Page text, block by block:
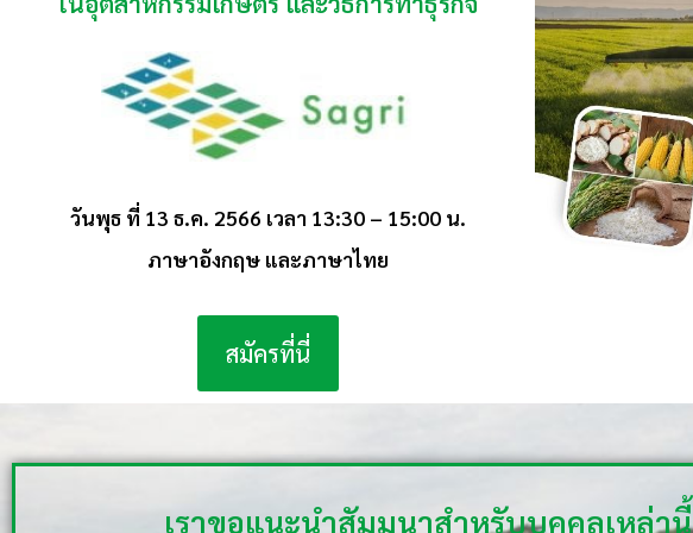
วันพุธ ที่ 13 ธ.ค. 2566 เวลา 13:30 – 15:00 น.
ภาษาอังกฤษ และภาษาไทย
สมัครที่นี่
เราขอแนะนำสัมมนาสำหรับบุคคลเหล่านี้